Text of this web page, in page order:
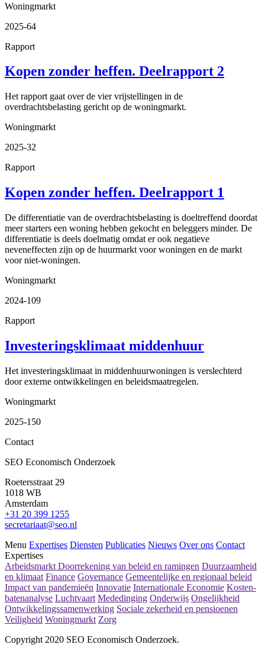
Woningmarkt
2025-64
Rapport
Kopen zonder heffen. Deelrapport 2
Het rapport gaat over de vier vrijstellingen in de
overdrachtsbelasting gericht op de woningmarkt.
Woningmarkt
2025-32
Rapport
Kopen zonder heffen. Deelrapport 1
De differentiatie van de overdrachtsbelasting is doeltreffend doordat
meer starters een woning hebben gekocht en beleggers minder. De
differentiatie is deels doelmatig omdat er ook negatieve
neveneffecten zijn op de huurmarkt voor woningen en de markt
voor niet-woningen.
Woningmarkt
2024-109
Rapport
Investeringsklimaat middenhuur
Het investeringsklimaat in middenhuurwoningen is verslechterd
door externe ontwikkelingen en beleidsmaatregelen.
Woningmarkt
2025-150
Contact
SEO Economisch Onderzoek
Roetersstraat 29
1018 WB
Amsterdam
+31 20 399 1255
secretariaat@seo.nl
Menu Expertises Diensten Publicaties Nieuws Over ons Contact
Expertises
Arbeidsmarkt Doorrekening van beleid en ramingen Duurzaamheid
en klimaat Finance Governance Gemeentelijke en regionaal beleid
Impact van pandemieën Innovatie Internationale Economie Kosten-
batenanalyse Luchtvaart Mededinging Onderwijs Ongelijkheid
Ontwikkelingssamenwerking Sociale zekerheid en pensioenen
Veiligheid Woningmarkt Zorg
Copyright 2020 SEO Economisch Onderzoek.